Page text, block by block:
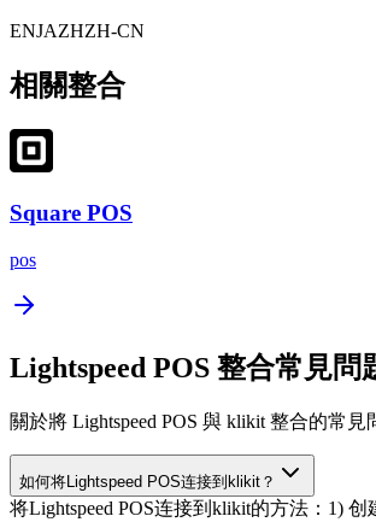
ENJAZHZH-CN
相關整合
Square POS
pos
Lightspeed POS 整合常見問
關於將 Lightspeed POS 與 klikit 整合的常見
如何将Lightspeed POS连接到klikit？
将Lightspeed POS连接到klikit的方法：1)